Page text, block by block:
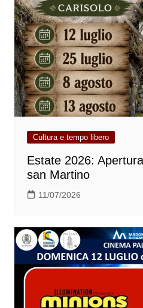
Cultura e tempo libero
Estate 2026:
san Martino
11/07/2026